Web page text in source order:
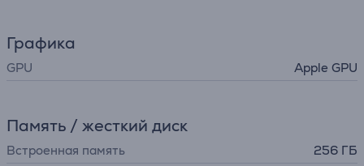
Графика
GPU Apple GPU
Память / жесткий диск
Встроенная память 256 ГБ